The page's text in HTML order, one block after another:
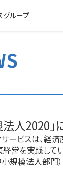
人2020」
ービスは、経
営を実践して
規模法人部門